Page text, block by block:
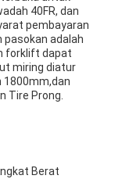
40FR, dan
pembayaran
adalah
forklift dapat
miring diatur
1800mm,dan
Tire Prong.
Berat